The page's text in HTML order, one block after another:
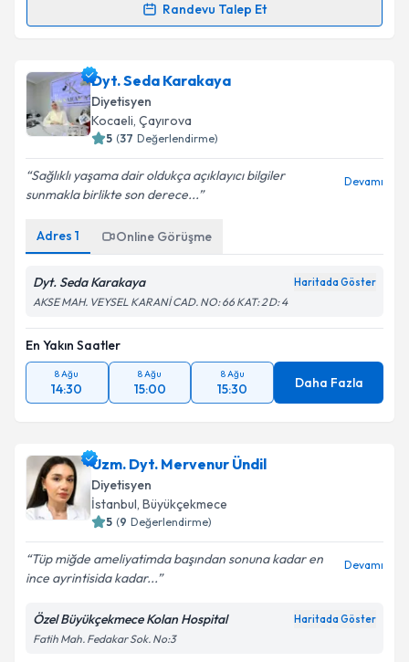
Randevu Talep Et
takvim hazırlandığında e-posta ile bilgilendireceğiz.
E-posta Adresiniz
kapsamda işlenmesini kabul ediyorum.
Takvim Talebini Gönder
Dyt. Seda Karakaya
Diyetisyen
Kocaeli, Çayırova
5 (37 Değerlendirme)
Sağlıklı yaşama dair oldukça açıklayıcı bilgiler
sunmakla birlikte son derece...
Devamı
Adres 1 Online Görüşme
Dyt. Seda Karakaya Haritada Göster
AKSE MAH. VEYSEL KARANİ CAD. NO: 66 KAT: 2 D: 4
En Yakın Saatler
8 Ağu
14:30
8 Ağu
15:00
8 Ağu
15:30 Daha Fazla
Uzm. Dyt. Mervenur Ündil
Diyetisyen
İstanbul, Büyükçekmece
5 (9 Değerlendirme)
Tüp miğde ameliyatimda başından sonuna kadar en
ince ayrintisida kadar...
Devamı
Özel Büyükçekmece Kolan Hospital Haritada Göster
Fatih Mah. Fedakar Sok. No:3